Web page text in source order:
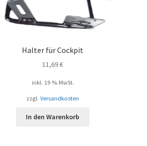
Halter für Cockpit
11,69€
inkl. 19 % MwSt.
zzgl.Versandkosten
In den Warenkorb